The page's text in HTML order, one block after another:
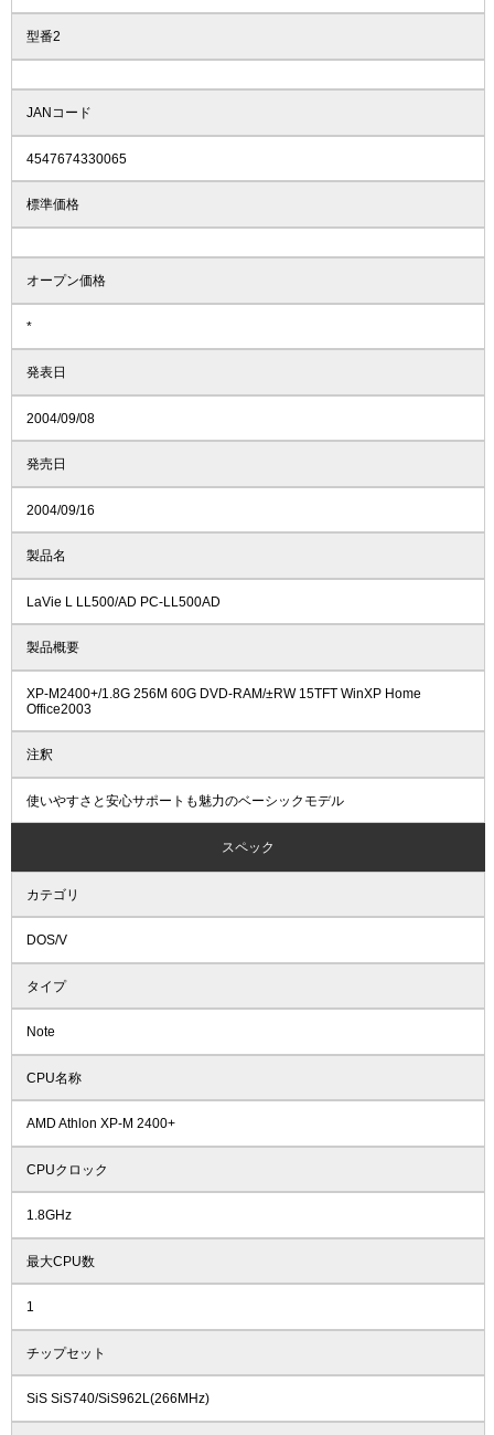
型番2
JANコード
4547674330065
標準価格
オープン価格
*
発表日
2004/09/08
発売日
2004/09/16
製品名
LaVie L LL500/AD PC-LL500AD
製品概要
XP-M2400+/1.8G 256M 60G DVD-RAM/±RW 15TFT WinXP Home
Office2003
注釈
使いやすさと安心サポートも魅力のベーシックモデル
スペック
カテゴリ
DOS/V
タイプ
Note
CPU名称
AMD Athlon XP-M 2400+
CPUクロック
1.8GHz
最大CPU数
1
チップセット
SiS SiS740/SiS962L(266MHz)